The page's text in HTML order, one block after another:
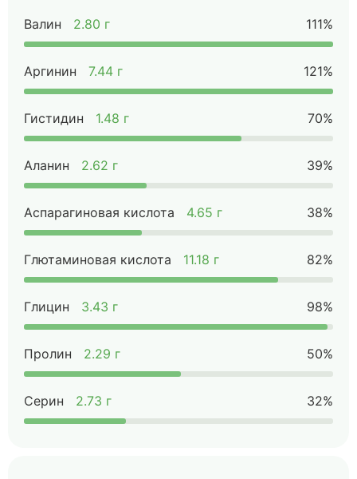
Валин 2.80 г 111%
Аргинин 7.44 г 121%
Гистидин 1.48 г 70%
Аланин 2.62 г 39%
Аспарагиновая кислота 4.65 г 38%
Глютаминовая кислота 11.18 г 82%
Глицин 3.43 г 98%
Пролин 2.29 г 50%
Серин 2.73 г 32%